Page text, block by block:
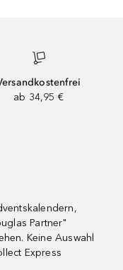
ab 34,95 €
Partner"
Keine Auswahl
Express